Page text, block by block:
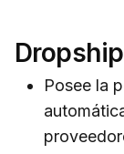
Posee la